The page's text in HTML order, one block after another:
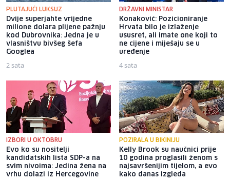
PLUTAJUĆI LUKSUZ
Dvije superjahte vrijedne
milione dolara plijene pažnju
kod Dubrovnika: Jedna je u
vlasništvu bivšeg šefa
Googlea
2 sata
DRŽAVNI MINISTAR
Konaković: Pozicioniranje
Hrvata bilo je izlaženje
ususret, ali imate one koji to
ne cijene i miješaju se u
uređenje
4 sata
IZBORI U OKTOBRU
Evo ko su nositelji
kandidatskih lista SDP-a na
svim nivoima: Jedina žena na
vrhu dolazi iz Hercegovine
POZIRALA U BIKINIJU
Kelly Brook su naučnici prije
10 godina proglasili ženom s
najsavršenijim tijelom, a evo
kako danas izgleda